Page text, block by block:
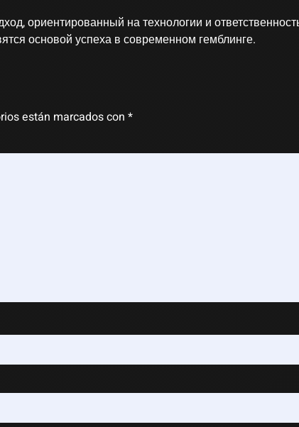
ориентированный на технологии и
основой успеха в современном гемблинге.
están marcados con *